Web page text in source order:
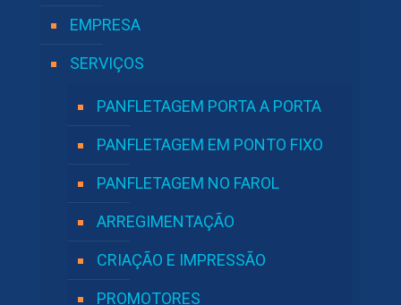
EMPRESA
SERVIÇOS
PANFLETAGEM PORTA A PORTA
PANFLETAGEM EM PONTO FIXO
PANFLETAGEM NO FAROL
ARREGIMENTAÇÃO
CRIAÇÃO E IMPRESSÃO
PROMOTORES